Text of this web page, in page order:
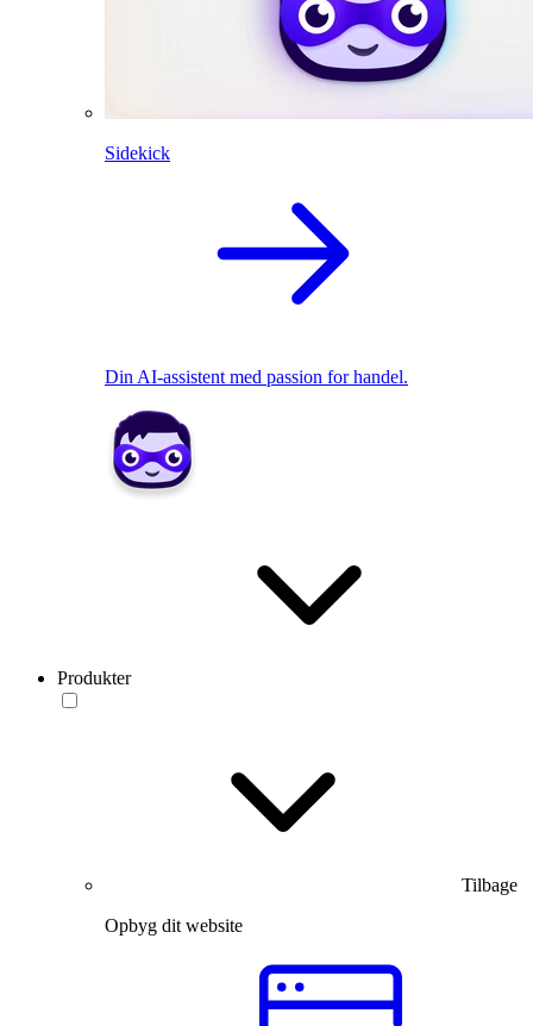
Sidekick
Din AI-assistent med passion for handel.
Produkter
Tilbage
Opbyg dit website